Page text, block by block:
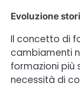
Evoluzione
Il concetto di
cambiamenti
formazioni più
necessità di